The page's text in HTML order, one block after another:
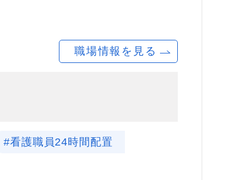
職場情報を見る
#看護職員24時間配置